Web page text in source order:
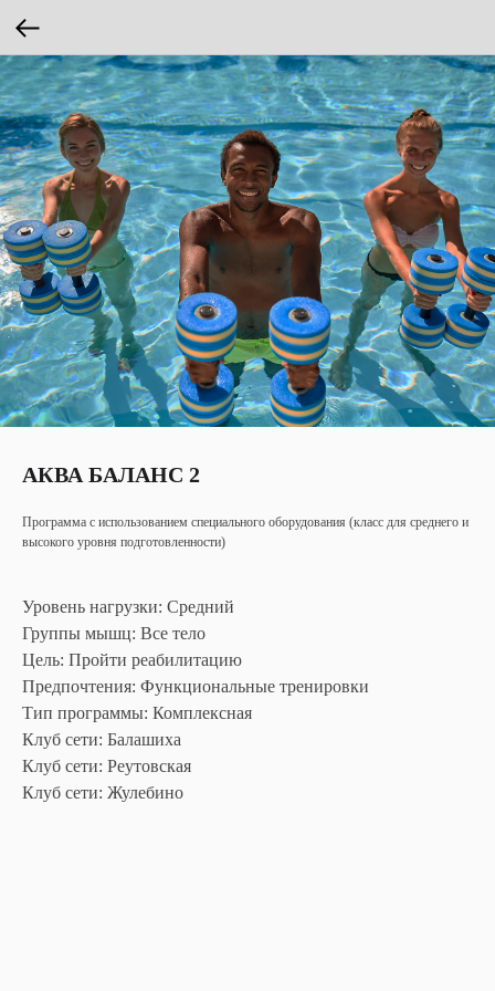
АКВА БАЛАНС 2
Программа с использованием специального оборудования (класс для среднего и
высокого уровня подготовленности)
Уровень нагрузки: Средний
Группы мышц: Все тело
Цель: Пройти реабилитацию
Предпочтения: Функциональные тренировки
Тип программы: Комплексная
Клуб сети: Балашиха
Клуб сети: Реутовская
Клуб сети: Жулебино